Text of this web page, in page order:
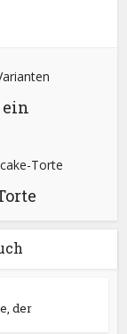
ein
der